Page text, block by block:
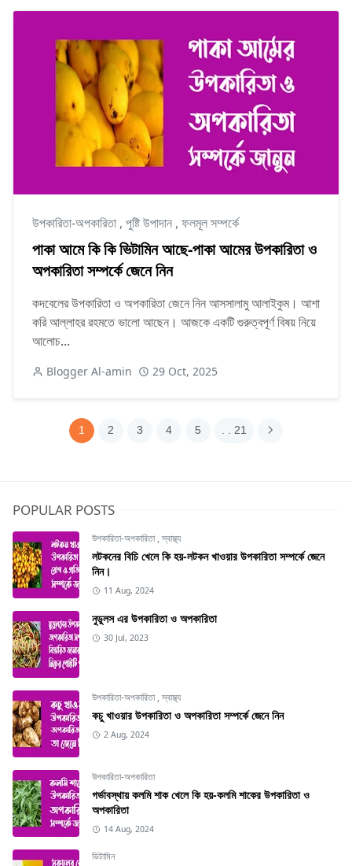
উপকারিতা-অপকারিতা , পুষ্টি উপাদান , ফলমূল সম্পর্কে
পাকা আমে কি কি ভিটামিন আছে-পাকা আমের উপকারিতা ও
অপকারিতা সম্পর্কে জেনে নিন
কদবেলের উপকারিতা ও অপকারিতা জেনে নিন আসসালামু আলাইকুম। আশা
করি আল্লাহর রহমতে ভালো আছেন। আজকে একটি গুরুত্বপূর্ণ বিষয় নিয়ে
আলোচ...
Blogger Al-amin 29 Oct, 2025
1 2 3 4 5 . . 21
POPULAR POSTS
উপকারিতা-অপকারিতা,স্বাস্থ্য
লটকনের বিচি খেলে কি হয়-লটকন খাওয়ার উপকারিতা সম্পর্কে জেনে
নিন।
11 Aug, 2024
নুডুলস এর উপকারিতা ও অপকারিতা
30 Jul, 2023
উপকারিতা-অপকারিতা,স্বাস্থ্য
কচু খাওয়ার উপকারিতা ও অপকারিতা সম্পর্কে জেনে নিন
2 Aug, 2024
উপকারিতা-অপকারিতা
গর্ভাবস্থায় কলমি শাক খেলে কি হয়-কলমি শাকের উপকারিতা ও
অপকারিতা
14 Aug, 2024
ভিটামিন